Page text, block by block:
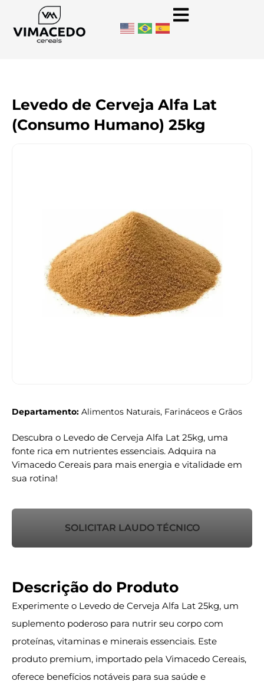
Levedo de Cerveja Alfa Lat
(Consumo Humano) 25kg
Departamento: Alimentos Naturais, Farináceos e Grãos
Descubra o Levedo de Cerveja Alfa Lat 25kg, uma
fonte rica em nutrientes essenciais. Adquira na
Vimacedo Cereais para mais energia e vitalidade em
sua rotina!
SOLICITAR LAUDO TÉCNICO
Descrição do Produto
Experimente o Levedo de Cerveja Alfa Lat 25kg, um
suplemento poderoso para nutrir seu corpo com
proteínas, vitaminas e minerais essenciais. Este
produto premium, importado pela Vimacedo Cereais,
oferece benefícios notáveis para sua saúde e